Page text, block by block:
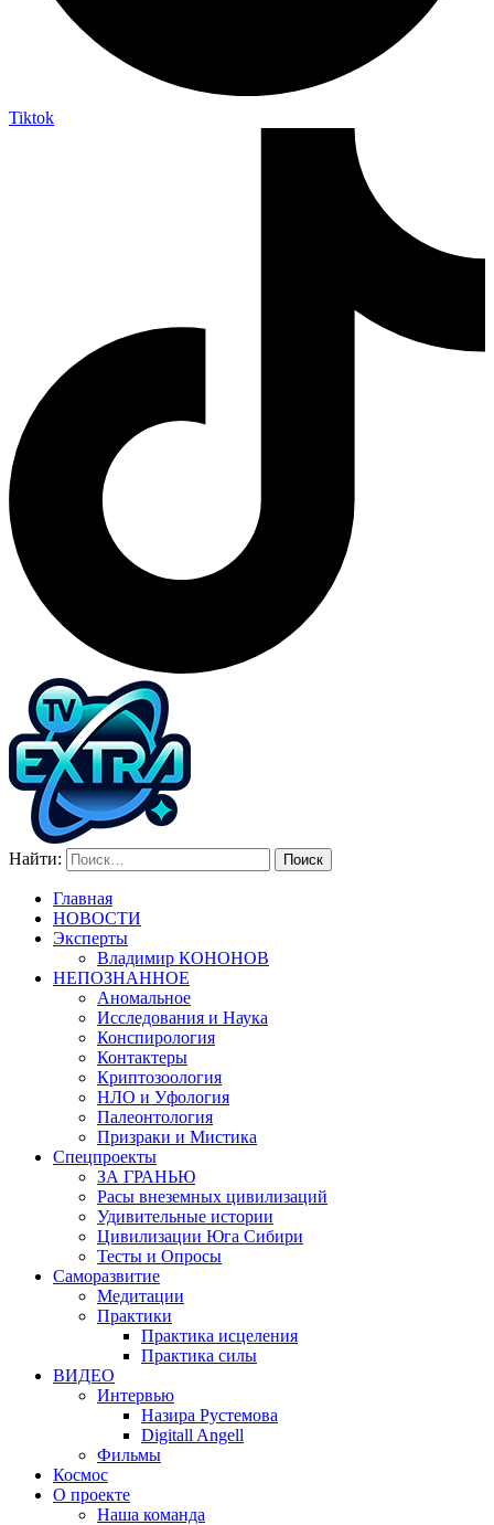
Tiktok
Найти:
Главная
НОВОСТИ
Эксперты
Владимир КОНОНОВ
НЕПОЗНАННОЕ
Аномальное
Исследования и Наука
Конспирология
Контактеры
Криптозоология
НЛО и Уфология
Палеонтология
Призраки и Мистика
Спецпроекты
ЗА ГРАНЬЮ
Расы внеземных цивилизаций
Удивительные истории
Цивилизации Юга Сибири
Тесты и Опросы
Саморазвитие
Медитации
Практики
Практика исцеления
Практика силы
ВИДЕО
Интервью
Назира Рустемова
Digitall Angell
Фильмы
Космос
О проекте
Наша команда